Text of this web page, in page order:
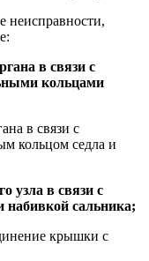
неисправности,
в связи с
кольцами
в связи с
кольцом седла и
узла в связи с
сальника;
крышки с